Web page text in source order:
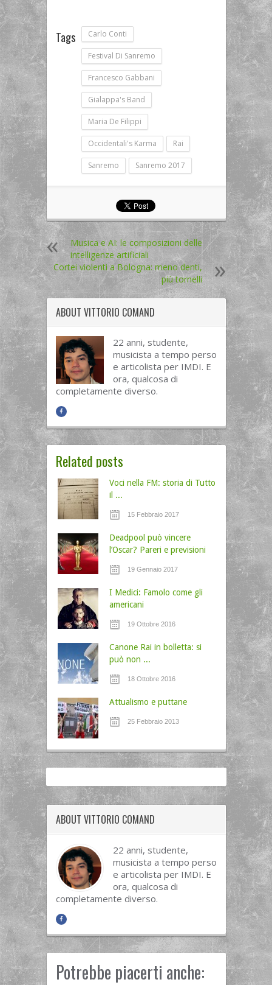
Tags Carlo Conti
Festival Di Sanremo
Francesco Gabbani
Gialappa's Band
Maria De Filippi
Occidentali's Karma Rai
Sanremo Sanremo 2017
Musica e AI: le composizioni delle
intelligenze artificiali
Cortei violenti a Bologna: meno denti,
più tornelli
ABOUT VITTORIO COMAND
22 anni, studente,
musicista a tempo perso
e articolista per IMDI. E
ora, qualcosa di
completamente diverso.
Related posts
Voci nella FM: storia di Tutto
il ...
15 Febbraio 2017
Deadpool può vincere
l’Oscar? Pareri e previsioni
19 Gennaio 2017
I Medici: Famolo come gli
americani
19 Ottobre 2016
Canone Rai in bolletta: si
può non ...
18 Ottobre 2016
Attualismo e puttane
25 Febbraio 2013
ABOUT VITTORIO COMAND
22 anni, studente,
musicista a tempo perso
e articolista per IMDI. E
ora, qualcosa di
completamente diverso.
Potrebbe piacerti anche: